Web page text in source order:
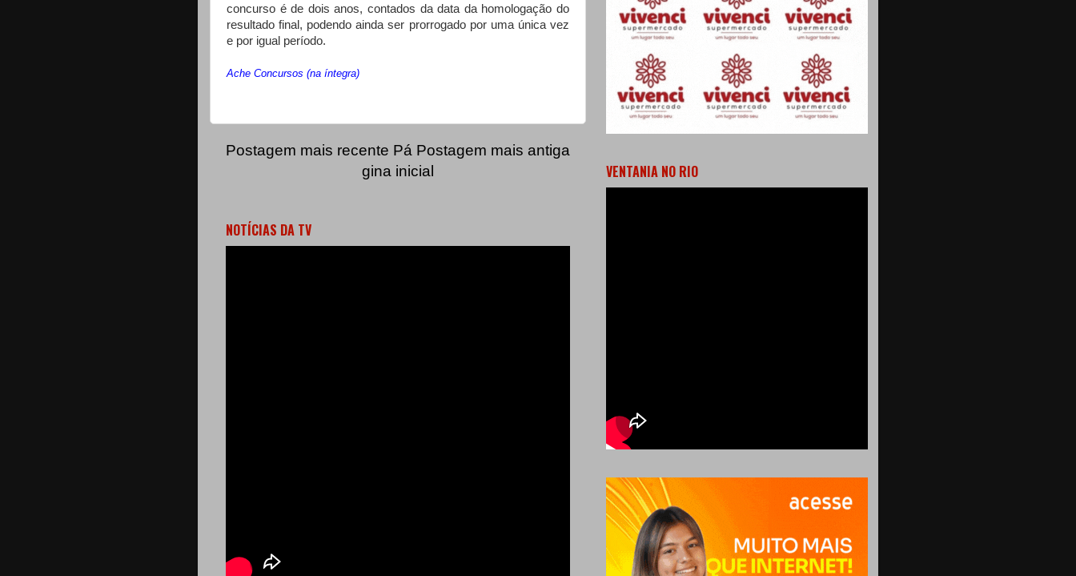
concurso é de dois anos, contados da data da homologação do
resultado final, podendo ainda ser prorrogado por uma única vez
e por igual período.
Ache Concursos (na íntegra)
Postagem mais recente Postagem mais antiga
Pá
gina inicial
NOTÍCIAS DA TV
VENTANIA NO RIO